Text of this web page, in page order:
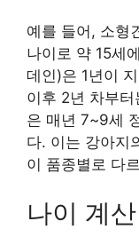
예를 들어, 소형
나이로 약 15세
데인)은 1년이
이후 2년 차부
은 매년 7~9세
다. 이는 강아지
이 품종별로 다
나이 계